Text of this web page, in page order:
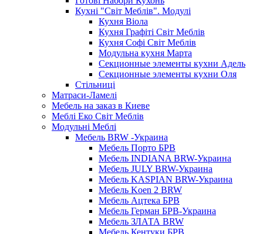
Кухні "Світ Меблів". Модулі
Кухня Віола
Кухня Графіті Світ Меблів
Кухня Софі Світ Меблів
Модульна кухня Марта
Секционные элементы кухни Адель
Секционные элементы кухни Оля
Стільниці
Матраси-Ламелі
Мебель на заказ в Киеве
Меблі Еко Світ Меблів
Модульні Меблі
Мебель BRW -Украина
Мебель Порто БРВ
Мебель INDIANA BRW-Украина
Мебель JULY BRW-Украина
Мебель KASPIAN BRW-Украина
Мебель Koen 2 BRW
Мебель Ацтека БРВ
Мебель Герман БРВ-Украина
Мебель ЗЛАТА BRW
Мебель Кентуки БРВ